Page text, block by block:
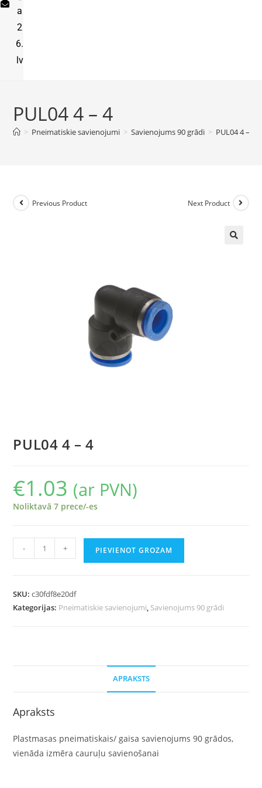
a
2
6.
lv
PUL04 4 – 4
> Pneimatiskie savienojumi > Savienojums 90 grādi > PUL04 4 – 4
Previous Product Next Product
PUL04 4 – 4
€1.03 (ar PVN)
Noliktavā 7 prece/-es
- + PIEVIENOT GROZAM
SKU:c30fdf8e20df
Kategorijas: Pneimatiskie savienojumi, Savienojums 90 grādi
APRAKSTS
Apraksts
Plastmasas pneimatiskais/ gaisa savienojums 90 grādos,
vienāda izmēra cauruļu savienošanai